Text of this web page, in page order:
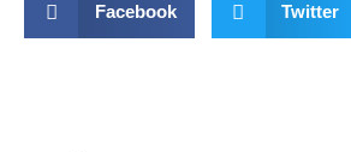
Facebook Twitter